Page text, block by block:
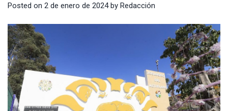
Posted on 2 de enero de 2024by Redacción